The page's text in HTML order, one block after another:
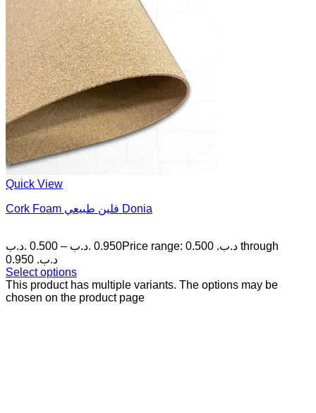
Quick View
Cork Foam فلين طبيعي Donia
0.500 .د.ب – 0.950 .د.ب
Price range: 0.500 .د.ب through
0.950 .د.ب
Select options
This product has multiple variants. The options may be
chosen on the product page